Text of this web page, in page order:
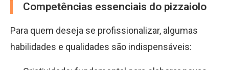
Competências essenciais do pizzaiolo
Para quem deseja se profissionalizar, algumas
habilidades e qualidades são indispensáveis: